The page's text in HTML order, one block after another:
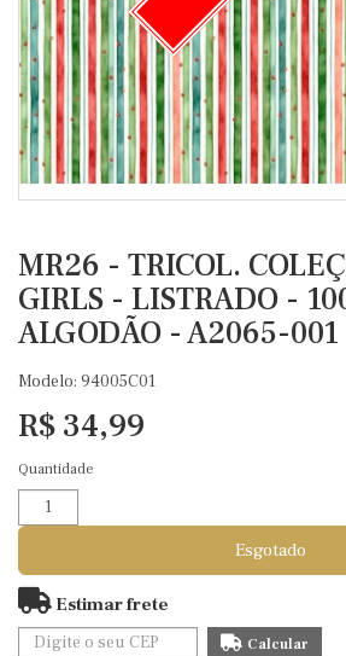
MR26 - TRICOL.
GIRLS - LISTRADO -
ALGODÃO - A2065-001
Modelo: 94005C01
R$ 34,99
Quantidade
Esgotado
Estimar frete